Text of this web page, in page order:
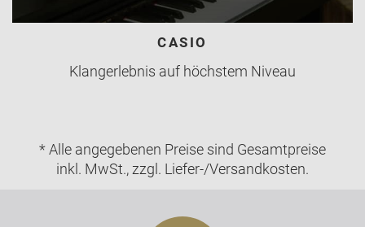
CASIO
Klangerlebnis auf höchstem Niveau
* Alle angegebenen Preise sind Gesamtpreise
inkl. MwSt., zzgl. Liefer-/Versandkosten.